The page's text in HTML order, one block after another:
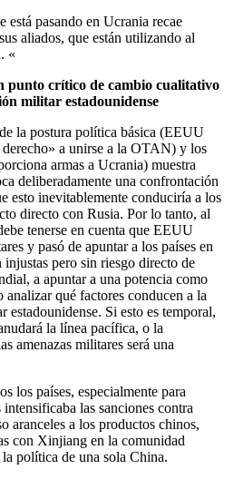
está pasando en Ucrania recae
aliados, que están utilizando al
«
punto crítico de cambio cualitativo
militar estadounidense
la postura política básica (EEUU
a unirse a la OTAN) y los
armas a Ucrania) muestra
deliberadamente una confrontación
esto inevitablemente conduciría a los
directo con Rusia. Por lo tanto, al
tenerse en cuenta que EEUU
y pasó de apuntar a los países en
injustas pero sin riesgo directo de
a apuntar a una potencia como
analizar qué factores conducen a la
estadounidense. Si esto es temporal,
la línea pacífica, o la
amenazas militares será una
los países, especialmente para
las sanciones contra
aranceles a los productos chinos,
con Xinjiang en la comunidad
política de una sola China.